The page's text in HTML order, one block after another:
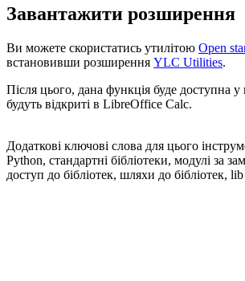
Завантажити розширення
Ви можете скористатись утилітою Open
встановивши розширення YLC Utilities.
Після цього, дана функція буде доступна у
будуть відкриті в LibreOffice Calc.
Додаткові ключові слова для цього
Python, стандартні бібліотеки, модулі за
доступ до бібліотек, шляхи до бібліотек,